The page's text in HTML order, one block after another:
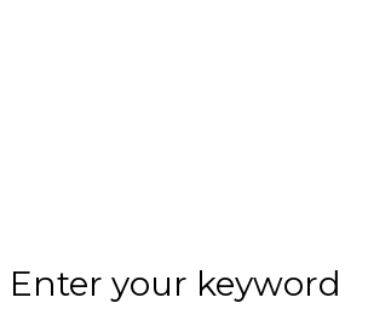
Enter your keyword